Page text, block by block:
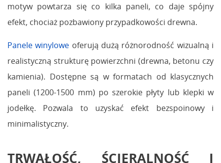
motyw powtarza się co kilka paneli, co daje spójny
efekt, chociaż pozbawiony przypadkowości drewna.
Panele winylowe oferują dużą różnorodność wizualną i
realistyczną strukturę powierzchni (drewna, betonu czy
kamienia). Dostępne są w formatach od klasycznych
paneli (1200-1500 mm) po szerokie płyty lub klepki w
jodełkę. Pozwala to uzyskać efekt bezspoinowy i
minimalistyczny.
TRWAŁOŚĆ, ŚCIERALNOŚĆ I